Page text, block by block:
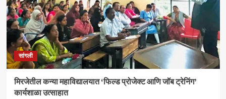
सांगली
मिरजेतील कन्या महाविद्यालयात ‘फिल्ड प्रोजेक्ट आणि जॉब ट्रेनिंग’
कार्यशाळा उत्साहात